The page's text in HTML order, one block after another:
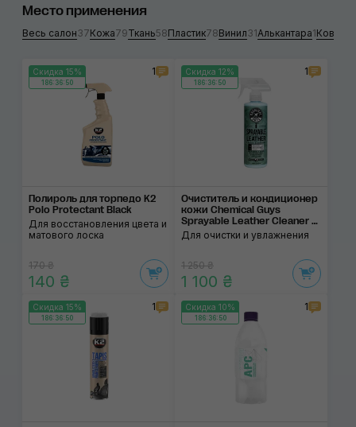
Место применения
Весь салон37Кожа79Ткань58Пластик78Винил31Алькантара1
Скидка 15%
186:36:50
1
Полироль для торпедо K2
Polo Protectant Black
Для восстановления цвета и
матового лоска
170 ₴
140 ₴
Скидка 12%
186:36:50
1
Очиститель и кондиционер
кожи Chemical Guys
Sprayable Leather Cleaner &
Conditioner
Для очистки и увлажнения
1 250 ₴
1 100 ₴
Скидка 15%
186:36:50
1 Скидка 10%
186:36:50
1